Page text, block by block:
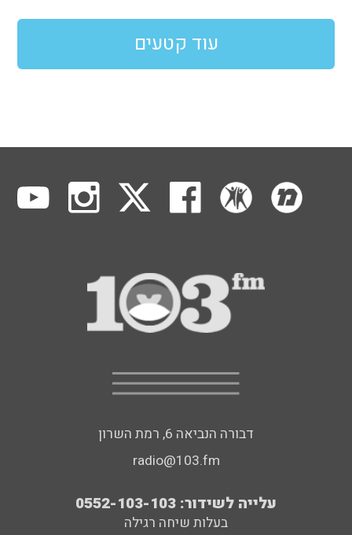
עוד קטעים
דבורה הנביאה 6, רמת השרון
radio@103.fm
עלייה לשידור: 0552-103-103
בעלות שיחה רגילה